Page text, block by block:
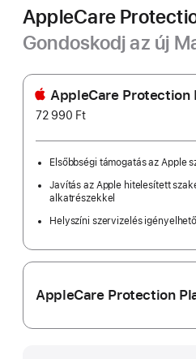
AppleCare
Gondoskodj az új
AppleCare Protection
72 990 Ft
Elsőbbségi támogatás az Apple
Javítás az Apple hitelesített
alkatrészekkel
Helyszíni szervizelés igényelhető
AppleCare Protection